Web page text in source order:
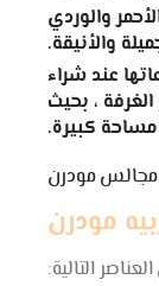
والوردي
والأنيقة.
عند شراء
، بحيث
مساحة كبيرة.
مجالس مودرن
مودرن
التالية: